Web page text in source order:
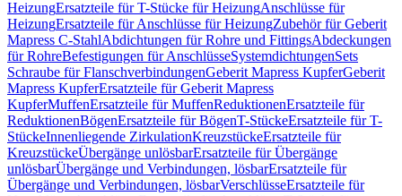
HeizungErsatzteile für T-Stücke für HeizungAnschlüsse für
HeizungErsatzteile für Anschlüsse für HeizungZubehör für Geberit
Mapress C-StahlAbdichtungen für Rohre und FittingsAbdeckungen
für RohreBefestigungen für AnschlüsseSystemdichtungenSets
Schraube für FlanschverbindungenGeberit Mapress KupferGeberit
Mapress KupferErsatzteile für Geberit Mapress
KupferMuffenErsatzteile für MuffenReduktionenErsatzteile für
ReduktionenBögenErsatzteile für BögenT-StückeErsatzteile für T-
StückeInnenliegende ZirkulationKreuzstückeErsatzteile für
KreuzstückeÜbergänge unlösbarErsatzteile für Übergänge
unlösbarÜbergänge und Verbindungen, lösbarErsatzteile für
Übergänge und Verbindungen, lösbarVerschlüsseErsatzteile für